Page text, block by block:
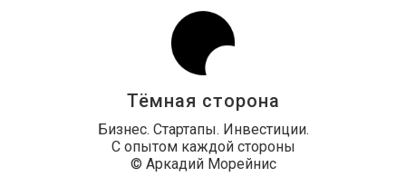
Тёмная сторона
Бизнес. Стартапы. Инвестиции.
С опытом каждой стороны
© Аркадий Морейнис